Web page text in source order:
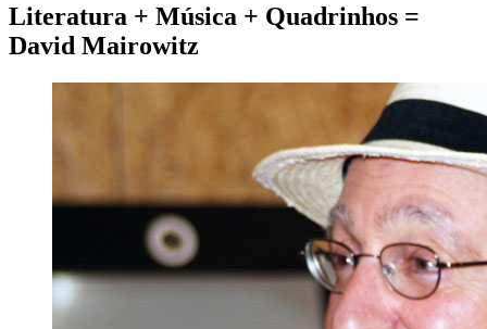
Literatura + Música + Quadrinhos =
David Mairowitz